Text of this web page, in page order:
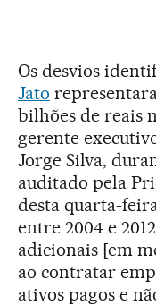
Os desvios
Jato
bilhões de reais
gerente
Jorge Silva,
auditado pela
desta quarta-
entre 2004 e
adicionais [em
ao contratar
ativos pagos e